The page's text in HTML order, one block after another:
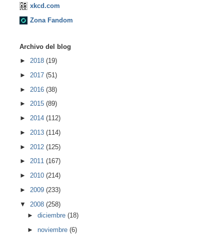
xkcd.com
Zona Fandom
Archivo del blog
► 2018 (19)
► 2017 (51)
► 2016 (38)
► 2015 (89)
► 2014 (112)
► 2013 (114)
► 2012 (125)
► 2011 (167)
► 2010 (214)
► 2009 (233)
▼ 2008 (258)
►diciembre(18)
►noviembre(6)